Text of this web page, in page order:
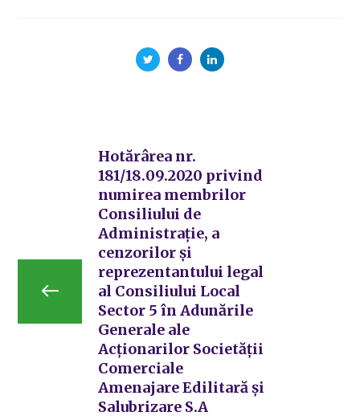
Hotărârea nr.
181/18.09.2020 privind
numirea membrilor
Consiliului de
Administrație, a
cenzorilor și
reprezentantului legal
al Consiliului Local
Sector 5 în Adunările
Generale ale
Acționarilor Societății
Comerciale
Amenajare Edilitară și
Salubrizare S.A